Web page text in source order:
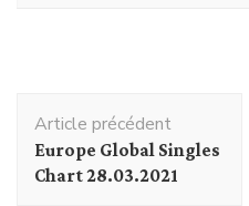
d'article
Article précédent
Europe Global Singles
Chart 28.03.2021